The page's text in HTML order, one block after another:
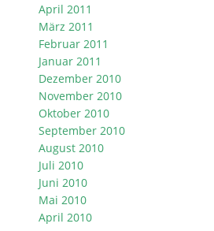
April 2011
März 2011
Februar 2011
Januar 2011
Dezember 2010
November 2010
Oktober 2010
September 2010
August 2010
Juli 2010
Juni 2010
Mai 2010
April 2010